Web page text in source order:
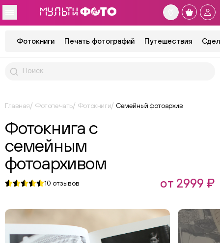
Фотокниги Печать фотографий Путешествия
Главная Фотопечать Фотокниги Семейный фотоархив
Фотокнига с
семейным
фотоархивом
10 отзывов от 2999 ₽